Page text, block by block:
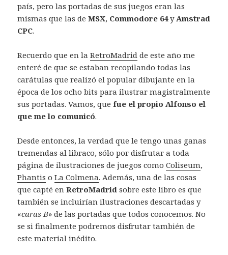
país, pero las portadas de sus juegos eran las
mismas que las deMSX, Commodore 64y Amstrad
CPC.
Recuerdo que en laRetroMadrid de este año me
enteré de que se estaban recopilando todas las
carátulas que realizó el popular dibujante en la
época de los ocho bits para ilustrar magistralmente
sus portadas. Vamos, quefue el propio Alfonso el
que me lo comunicó.
Desde entonces, la verdad que le tengo unas ganas
tremendas al libraco, sólo por disfrutar a toda
página de ilustraciones de juegos comoColiseum,
Phantis oLa Colmena. Además, una de las cosas
que capté enRetroMadrid sobre este libro es que
también se incluirían ilustraciones descartadas y
«caras B» de las portadas que todos conocemos. No
se si finalmente podremos disfrutar también de
este material inédito.